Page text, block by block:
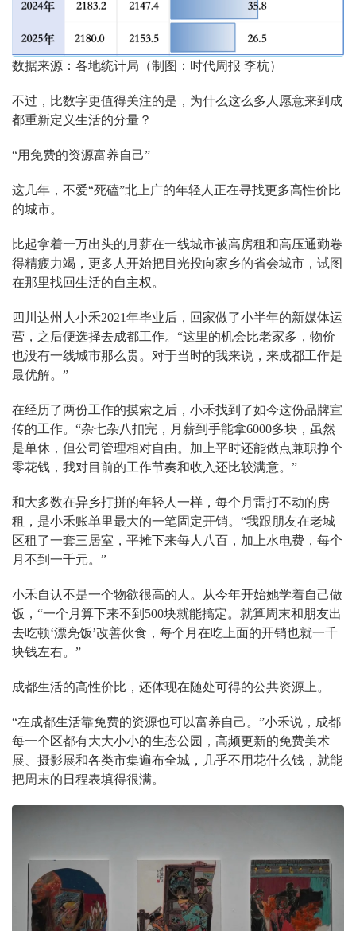
数据来源：各地统计局（制图：时代周报 李杭）
不过，比数字更值得关注的是，为什么这么多人愿意来到成
都重新定义生活的分量？
“用免费的资源富养自己”
这几年，不爱“死磕”北上广的年轻人正在寻找更多高性价比
的城市。
比起拿着一万出头的月薪在一线城市被高房租和高压通勤卷
得精疲力竭，更多人开始把目光投向家乡的省会城市，试图
在那里找回生活的自主权。
四川达州人小禾2021年毕业后，回家做了小半年的新媒体运
营，之后便选择去成都工作。“这里的机会比老家多，物价
也没有一线城市那么贵。对于当时的我来说，来成都工作是
最优解。”
在经历了两份工作的摸索之后，小禾找到了如今这份品牌宣
传的工作。“杂七杂八扣完，月薪到手能拿6000多块，虽然
是单休，但公司管理相对自由。加上平时还能做点兼职挣个
零花钱，我对目前的工作节奏和收入还比较满意。”
和大多数在异乡打拼的年轻人一样，每个月雷打不动的房
租，是小禾账单里最大的一笔固定开销。“我跟朋友在老城
区租了一套三居室，平摊下来每人八百，加上水电费，每个
月不到一千元。”
小禾自认不是一个物欲很高的人。从今年开始她学着自己做
饭，“一个月算下来不到500块就能搞定。就算周末和朋友出
去吃顿‘漂亮饭’改善伙食，每个月在吃上面的开销也就一千
块钱左右。”
成都生活的高性价比，还体现在随处可得的公共资源上。
“在成都生活靠免费的资源也可以富养自己。”小禾说，成都
每一个区都有大大小小的生态公园，高频更新的免费美术
展、摄影展和各类市集遍布全城，几乎不用花什么钱，就能
把周末的日程表填得很满。